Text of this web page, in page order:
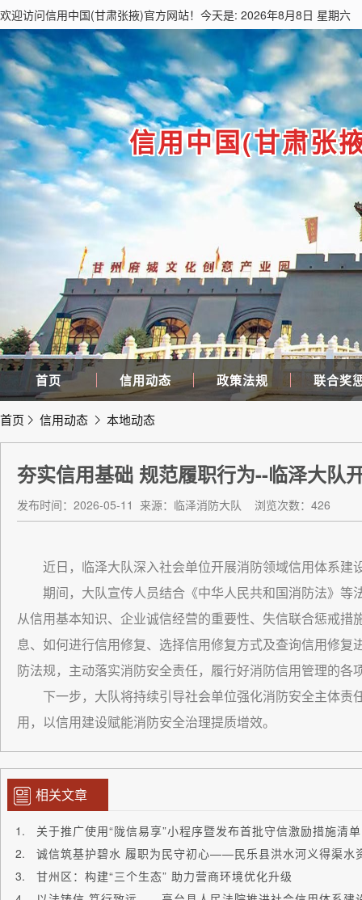
欢迎访问信用中国(甘肃张掖)官方网站！今天是: 2026年8月8日 星期六
信用中国(甘肃张
首页 信用动态 政策法规 联合奖
首页 信用动态 本地动态
夯实信用基础 规范履职行为--临泽大队
发布时间：2026-05-11 来源：临泽消防大队 浏览次数：426
近日，临泽大队深入社会单位开展消防领域信用体系建
期间，大队宣传人员结合《中华人民共和国消防法》等
从信用基本知识、企业诚信经营的重要性、失信联合惩戒
息、如何进行信用修复、选择信用修复方式及查询信用修
防法规，主动落实消防安全责任，履行好消防信用管理的各
下一步，大队将持续引导社会单位强化消防安全主体责
用，以信用建设赋能消防安全治理提质增效。
相关文章
关于推广使用“陇信易享”小程序暨发布首批守信激励措施清
甘州区：构建“三个生态” 助力营商环境优化升级